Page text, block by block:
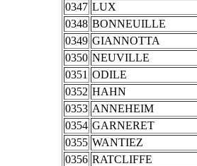
0347 LUX
0348 BONNEUILLE
0349 GIANNOTTA
0350 NEUVILLE
0351 ODILE
0352 HAHN
0353 ANNEHEIM
0354 GARNERET
0355 WANTIEZ
0356 RATCLIFFE